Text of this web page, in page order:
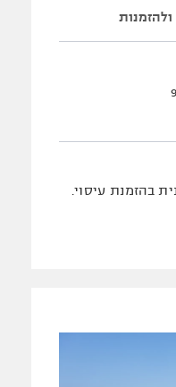
בהזמנת עיסוי.